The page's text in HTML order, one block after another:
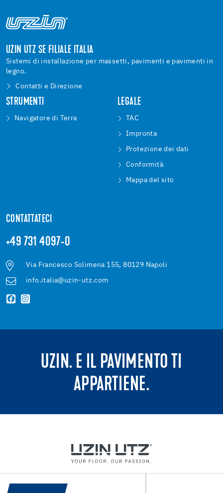
UZIN UTZ SE FILIALE ITALIA
Sistemi di installazione per massetti, pavimenti e pavimenti in
legno.
Contatti e Direzione
STRUMENTI
Navigatore di Terra
LEGALE
TAC
Impronta
Protezione dei dati
Conformità
Mappa del sito
CONTATTATECI
+49 731 4097-0
Via Francesco Solimena 155, 80129 Napoli
info.italia@uzin-utz.com
UZIN. E IL PAVIMENTO TI
APPARTIENE.